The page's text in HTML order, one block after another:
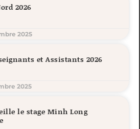
2026
2025
et Assistants 2026
2025
le stage Minh Long